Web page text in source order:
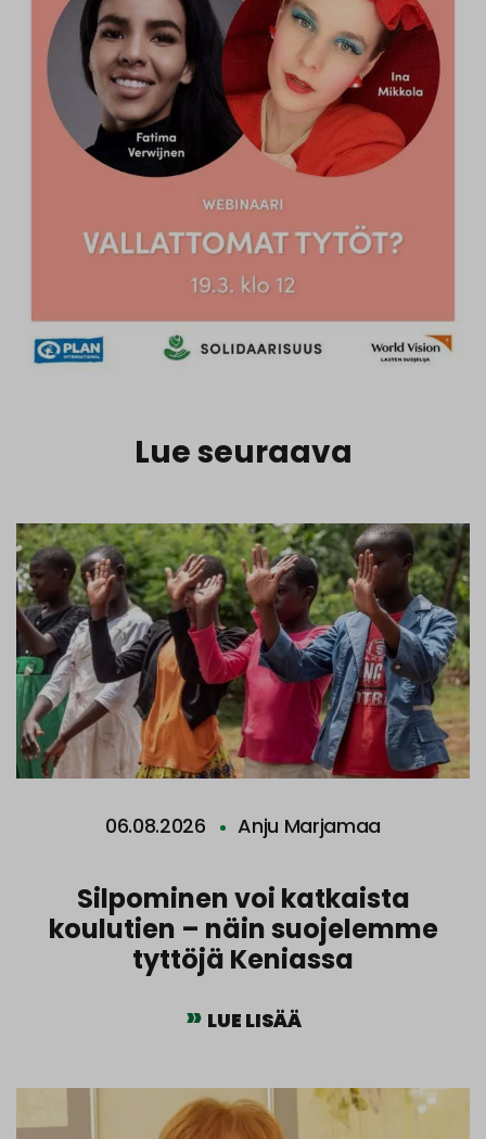
Lue seuraava
06.08.2026 Anju Marjamaa
Silpominen voi katkaista
koulutien – näin suojelemme
tyttöjä Keniassa
LUE LISÄÄ